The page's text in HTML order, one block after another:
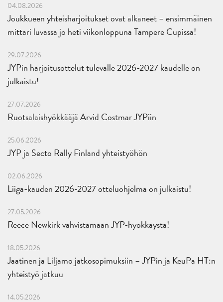
04.08.2026
Joukkueen yhteisharjoitukset ovat alkaneet – ensimmäinen
mittari luvassa jo heti viikonloppuna Tampere Cupissa!
29.07.2026
JYPin harjoitusottelut tulevalle 2026-2027 kaudelle on
julkaistu!
27.07.2026
Ruotsalaishyökkääjä Arvid Costmar JYPiin
25.06.2026
JYP ja Secto Rally Finland yhteistyöhön
02.06.2026
Liiga-kauden 2026-2027 otteluohjelma on julkaistu!
27.05.2026
Reece Newkirk vahvistamaan JYP-hyökkäystä!
18.05.2026
Jaatinen ja Liljamo jatkosopimuksiin – JYPin ja KeuPa HT:n
yhteistyö jatkuu
14.05.2026